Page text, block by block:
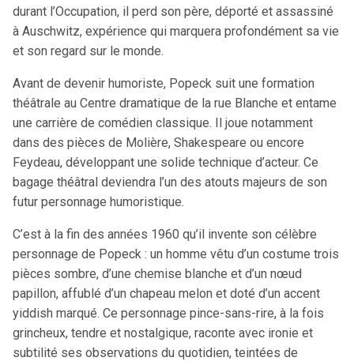
durant l’Occupation, il perd son père, déporté et assassiné
à Auschwitz, expérience qui marquera profondément sa vie
et son regard sur le monde.
Avant de devenir humoriste, Popeck suit une formation
théâtrale au Centre dramatique de la rue Blanche et entame
une carrière de comédien classique. Il joue notamment
dans des pièces de Molière, Shakespeare ou encore
Feydeau, développant une solide technique d’acteur. Ce
bagage théâtral deviendra l’un des atouts majeurs de son
futur personnage humoristique.
C’est à la fin des années 1960 qu’il invente son célèbre
personnage de Popeck : un homme vêtu d’un costume trois
pièces sombre, d’une chemise blanche et d’un nœud
papillon, affublé d’un chapeau melon et doté d’un accent
yiddish marqué. Ce personnage pince-sans-rire, à la fois
grincheux, tendre et nostalgique, raconte avec ironie et
subtilité ses observations du quotidien, teintées de